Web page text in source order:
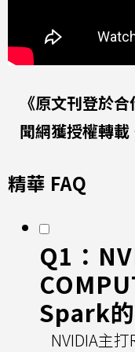
《原文刊登於
聞網獲授權轉載
精華 FAQ
Q1：
Spark
NVIDIA主